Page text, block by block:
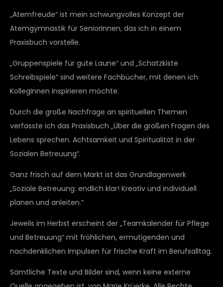
„Atemfreude“ ist mein schwungvolles Konzept der
Atemgymnastik für SeniorInnen, das ich in einem
Praxisbuch vorstelle.
„Gruppenspiele für gute Laune“ und „Schatzkiste
Schreibspiele“ sind weitere Fachbücher, mit denen ich
KollegInnen inspirieren möchte.
Durch die große Nachfrage an spirituellen Themen
verfasste ich das Praxisbuch „Über die großen Fragen des
Lebens sprechen. Achtsamkeit und Spiritualität in der
Sozialen Betreuung“.
Ganz frisch auf dem Markt ist das Grundlagenwerk
„Soziale Betreuung: endlich klar! Kreativ und individuell
planen und anleiten.“
Jeweils im Herbst erscheint der „Teamkalender für Pflege
und Betreuung“ mit fröhlichen, ermutigenden und
nachdenklichen Impulsen für frische Kraft im Berufsalltag.
Sämtliche Texte und Bilder sind, wenn keine externe